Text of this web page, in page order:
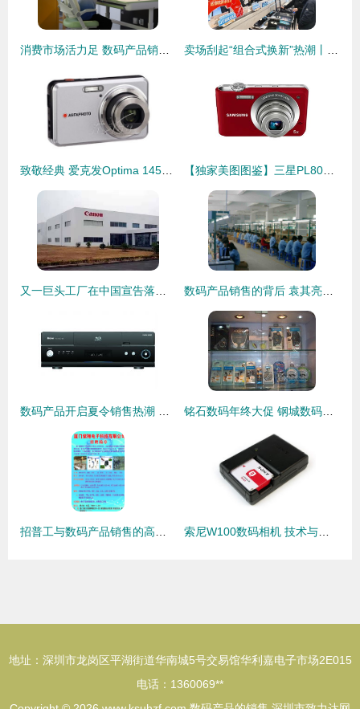
地址：深圳市龙岗区平湖街道华南城5号交易馆华利嘉电子市场2E015
电话：1360069**